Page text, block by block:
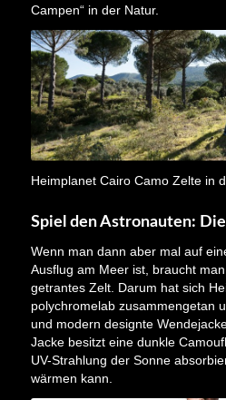
Campen“ in der Natur.
Heimplanet Cairo Camo Zelte in
Spiel den Astronauten:
Wenn man dann aber mal auf
Ausflug am Meer ist, braucht
getrantes Zelt. Darum hat sich
polychromelab zusammengetan
und modern designte
Jacke besitzt eine dunkle
UV-Strahlung der Sonne
wärmen kann.